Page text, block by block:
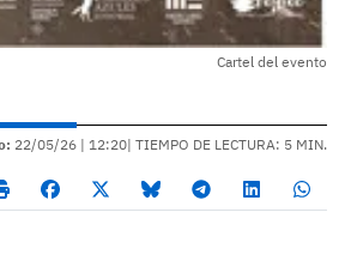
Cartel del evento
22/05/26 | 12:20| TIEMPO DE LECTURA: 5 MIN.